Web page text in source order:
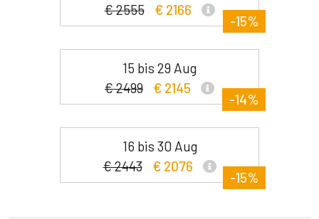
€ 2555
€ 2166
-15%
15 bis 29 Aug
€ 2499
€ 2145
-14%
16 bis 30 Aug
€ 2443
€ 2076
-15%